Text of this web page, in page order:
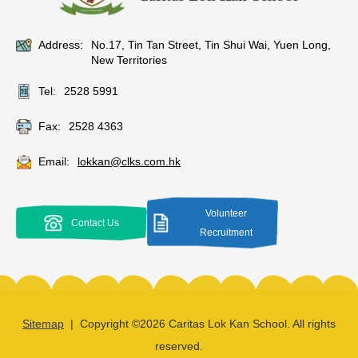
Address:
No.17, Tin Tan Street, Tin Shui Wai, Yuen Long,
New Territories
Tel: 2528 5991
Fax: 2528 4363
Email: lokkan@clks.com.hk
Contact Us
Volunteer
Recruitment
Sitemap | Copyright ©2026 Caritas Lok Kan School. All rights
reserved.